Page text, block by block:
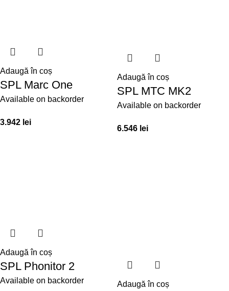
Adaugă în coș
SPL Marc One
Available on backorder
3.942 lei
Adaugă în coș
SPL MTC MK2
Available on backorder
6.546 lei
Adaugă în coș
SPL Phonitor 2
Available on backorder Adaugă în coș